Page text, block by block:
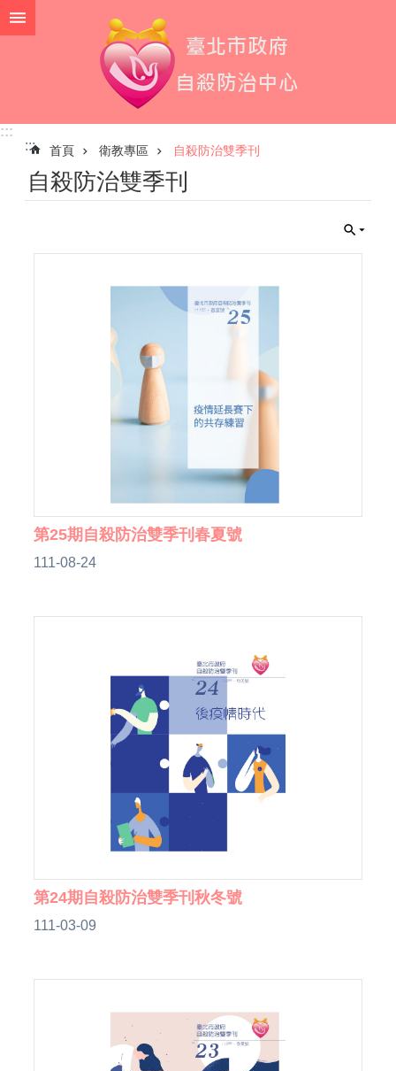
跳到主要內容區塊
:::
:::
首頁 衛教專區 自殺防治雙季刊
自殺防治雙季刊
第25期自殺防治雙季刊春夏號
111-08-24
第24期自殺防治雙季刊秋冬號
111-03-09